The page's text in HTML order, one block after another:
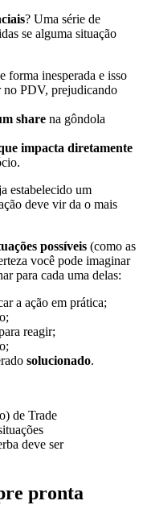
? Uma série de
se alguma situação
forma inesperada e isso
no PDV, prejudicando
share na gôndola
impacta diretamente
estabelecido um
deve vir da o mais
possíveis (como as
você pode imaginar
para cada uma delas:
a ação em prática;
reagir;
solucionado.
de Trade
deve ser
pronta